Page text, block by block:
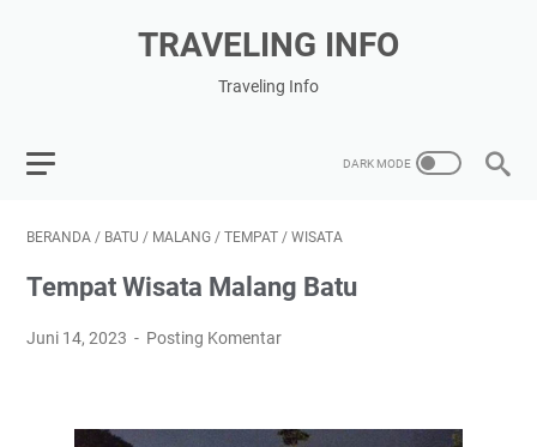
TRAVELING INFO
Traveling Info
BERANDA / BATU / MALANG / TEMPAT / WISATA
Tempat Wisata Malang Batu
Juni 14, 2023 Posting Komentar